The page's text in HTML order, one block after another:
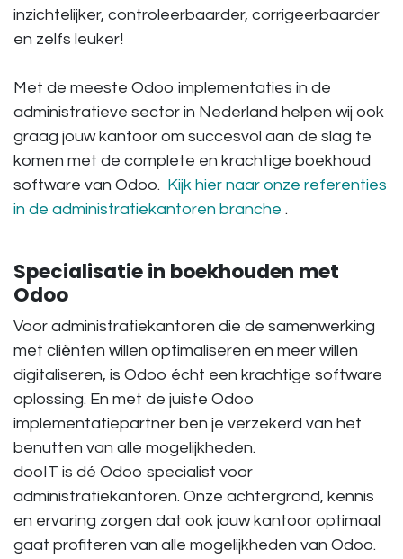
inzichtelijker, controleerbaarder, corrigeerbaarder
en zelfs leuker!
Met de meeste Odoo implementaties in de
administratieve sector in Nederland helpen wij ook
graag jouw kantoor om succesvol aan de slag te
komen met de complete en krachtige boekhoud
software van Odoo. Kijk hier naar onze referenties
in de administratiekantoren branche .
Specialisatie in boekhouden met
Odoo
Voor administratiekantoren die de samenwerking
met cliënten willen optimaliseren en meer willen
digitaliseren, is Odoo écht een krachtige software
oplossing. En met de juiste Odoo
implementatiepartner ben je verzekerd van het
benutten van alle mogelijkheden.
dooIT is dé Odoo specialist voor
administratiekantoren. Onze achtergrond, kennis
en ervaring zorgen dat ook jouw kantoor optimaal
gaat profiteren van alle mogelijkheden van Odoo.